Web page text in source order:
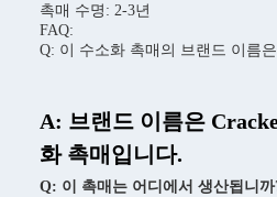
촉매 수명: 2-3년
FAQ:
Q: 이 수소화 촉매의 브랜드 이름
A: 브랜드 이름은
화 촉매입니다.
Q: 이 촉매는 어디에서 생산됩니까